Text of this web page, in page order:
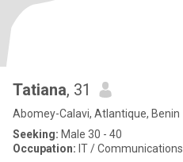
Tatiana, 31
Abomey-Calavi, Atlantique, Benin
Seeking: Male 30 - 40
Occupation: IT / Communications